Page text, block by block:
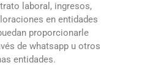
laboral, ingresos,
en entidades
proporcionarle
de whatsapp u otros
entidades.